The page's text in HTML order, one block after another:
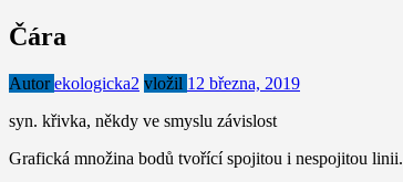
Čára
Autorekologicka2 vložil 12 března, 2019
syn. křivka, někdy ve smyslu závislost
Grafická množina bodů tvořící spojitou i nespojitou linii.